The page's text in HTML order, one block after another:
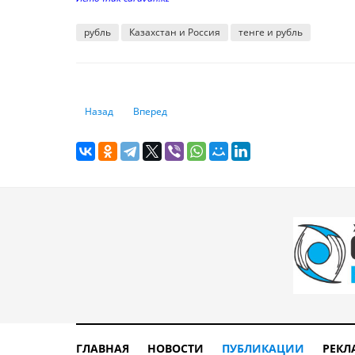
рубль Казахстан и Россия тенге и рубль
Предыдущий: Эксперты о Социальном кодексе: Закон
Назад Следующий: Галымжан Пирматов: Все
Вперед
ГЛАВНАЯ НОВОСТИ ПУБЛИКАЦИИ